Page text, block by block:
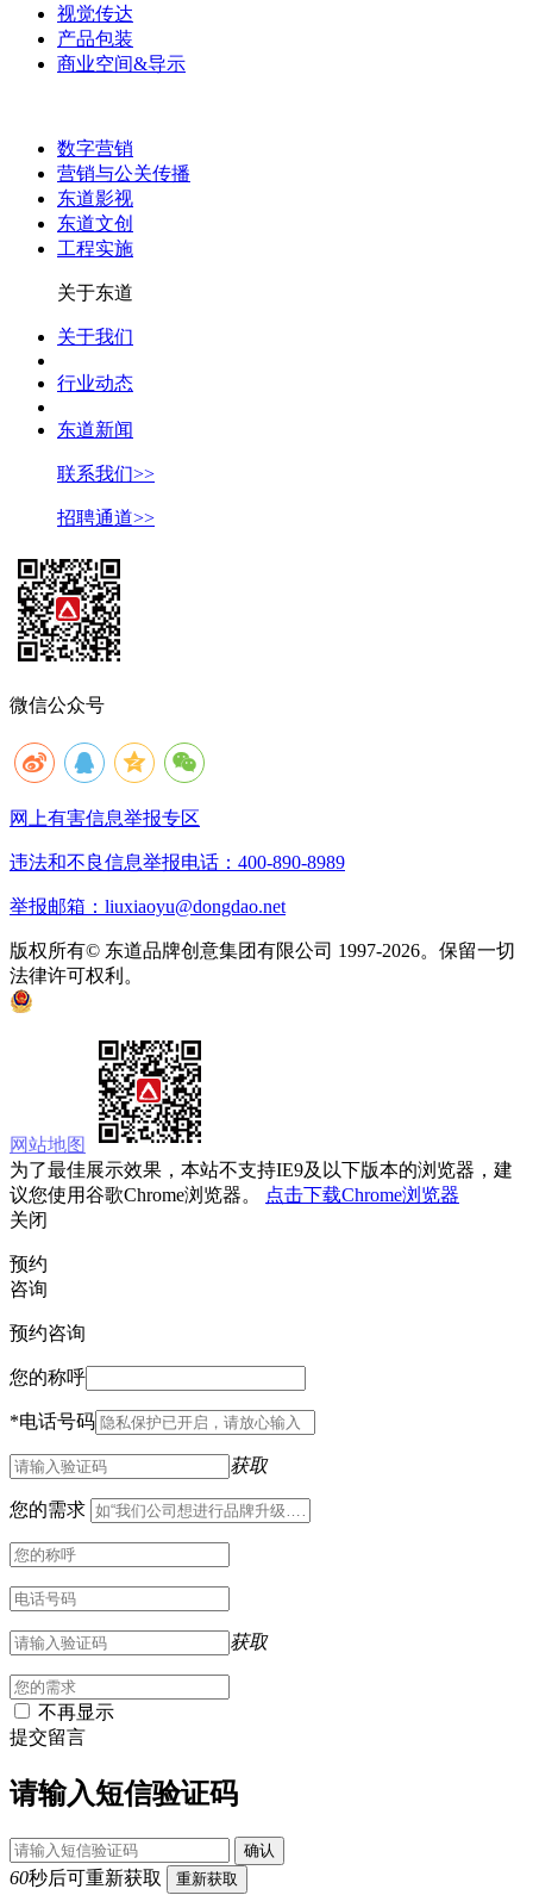
视觉传达
产品包装
商业空间&导示
数字营销
营销与公关传播
东道影视
东道文创
工程实施
关于东道
关于我们
行业动态
东道新闻
联系我们>>
招聘通道>>
微信公众号
网上有害信息举报专区
违法和不良信息举报电话：400-890-8989
举报邮箱：liuxiaoyu@dongdao.net
版权所有© 东道品牌创意集团有限公司 1997-2026。保留一切
法律许可权利。
网站地图
为了最佳展示效果，本站不支持IE9及以下版本的浏览器，建
议您使用谷歌Chrome浏览器。
点击下载Chrome浏览器
关闭
预约
咨询
预约咨询
您的称呼
*电话号码
获取
您的需求
获取
不再显示
提交留言
请输入短信验证码
确认
60秒后可重新获取 重新获取